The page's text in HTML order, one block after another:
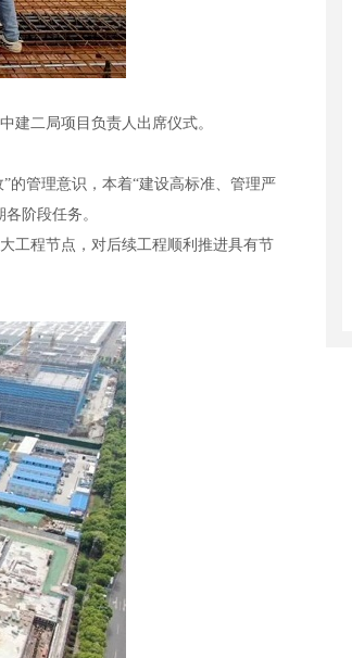
建二局项目负责人出席仪式。
的管理意识，本着“建设高标准、管理严
阶段任务。
工程节点，对后续工程顺利推进具有节